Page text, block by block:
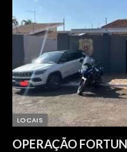
LOCAIS
OPERAÇÃO